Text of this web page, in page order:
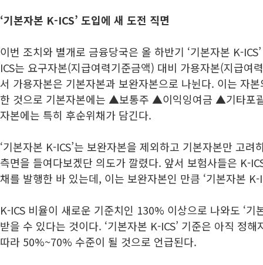
‘기본자본 K-ICS’ 도입에 새 도전 직면
이번 조치와 별개로 금융당국은 올 하반기 ‘기본자본 K-
ICS는 요구자본(지급여력기준금액) 대비 가용자본(지급여
서 가용자본은 기본자본과 보완자본으로 나뉜다. 이는 자
한 것으로 기본자본에는 ▲보통주 ▲이익잉여금 ▲기타포
자본에는 특히 후순위채가 담긴다.
‘기본자본 K-ICS’는 보완자본을 제외하고 기본자본만 고
측면을 들여다보겠단 의도가 깔렸다. 앞서 보험사들은 K-
채를 발행한 바 있는데, 이는 보완자본인 만큼 ‘기본자본 K-
K-ICS 비율이 새로운 기준치인 130% 이상으로 나와도 ‘기
받을 수 있다는 것이다. ‘기본자본 K-ICS’ 기준은 아직 정
따라 50%~70% 수준이 될 것으로 언급된다.